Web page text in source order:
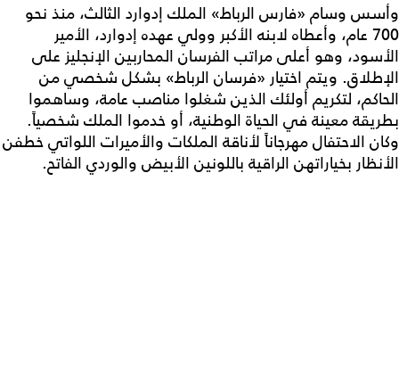
وأسس وسام «فارس الرباط» الملك إدوارد الثالث، منذ نحو
700 عام، وأعطاه لابنه الأكبر وولي عهده إدوارد، الأمير
الأسود، وهو أعلى مراتب الفرسان المحاربين الإنجليز على
الإطلاق. ويتم اختيار «فرسان الرباط» بشكل شخصي من
الحاكم، لتكريم أولئك الذين شغلوا مناصب عامة، وساهموا
بطريقة معينة في الحياة الوطنية، أو خدموا الملك شخصياً.
وكان الاحتفال مهرجاناً لأناقة الملكات والأميرات اللواتي خطفن
الأنظار بخياراتهن الراقية باللونين الأبيض والوردي الفاتح.